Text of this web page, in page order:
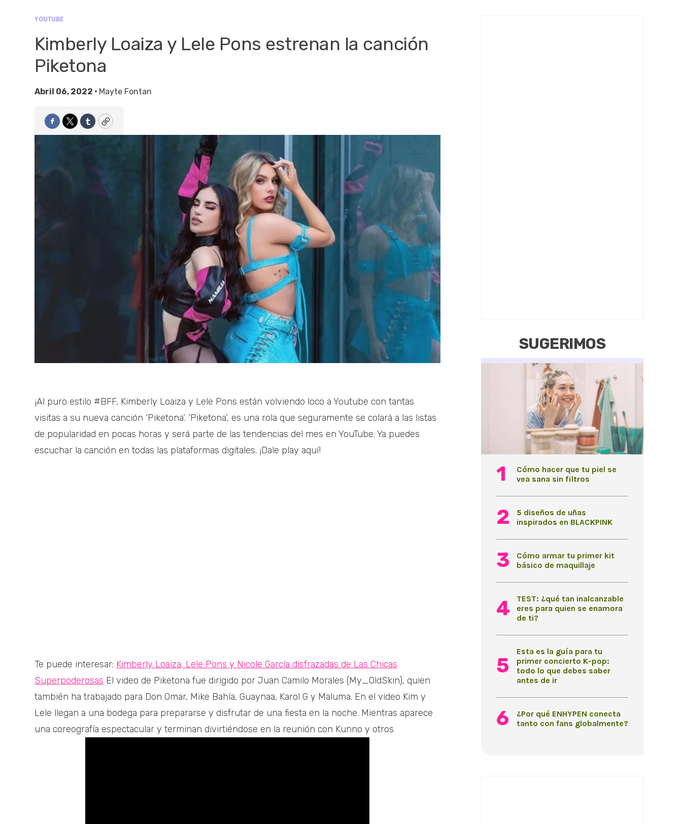
YOUTUBE
Kimberly Loaiza y Lele Pons estrenan la canción
Piketona
Abril 06, 2022 • Mayte Fontan
Facebook
TwitterTumblrCopy
¡Al puro estilo #BFF, Kimberly Loaiza y Lele Pons están volviendo loco a Youtube con tantas
visitas a su nueva canción ‘Piketona’. ‘Piketona’, es una rola que seguramente se colará a las listas
de popularidad en pocas horas y será parte de las tendencias del mes en YouTube. Ya puedes
escuchar la canción en todas las plataformas digitales. ¡Dale play aquí!
Te puede interesar: Kimberly Loaiza, Lele Pons y Nicole García disfrazadas de Las Chicas
Superpoderosas El video de Piketona fue dirigido por Juan Camilo Morales (My_OldSkin), quien
también ha trabajado para Don Omar, Mike Bahía, Guaynaa, Karol G y Maluma. En el video Kim y
Lele llegan a una bodega para prepararse y disfrutar de una fiesta en la noche. Mientras aparece
una coreografía espectacular y terminan divirtiéndose en la reunión con Kunno y otros
SUGERIMOS
Cómo hacer que tu piel se
vea sana sin filtros
5 diseños de uñas
inspirados en BLACKPINK
Cómo armar tu primer kit
básico de maquillaje
TEST: ¿qué tan inalcanzable
eres para quien se enamora
de ti?
Esta es la guía para tu
primer concierto K-pop:
todo lo que debes saber
antes de ir
¿Por qué ENHYPEN conecta
tanto con fans globalmente?